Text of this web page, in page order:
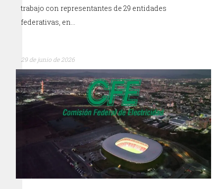
trabajo con representantes de 29 entidades
federativas, en…
29 de junio de 2026